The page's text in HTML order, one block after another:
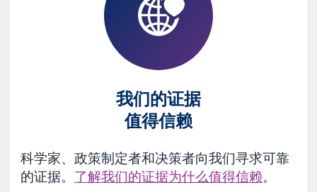
我们的证据
值得信赖
科学家、政策制定者和决策者向我们寻求可靠
的证据。 了解我们的证据为什么值得信赖。